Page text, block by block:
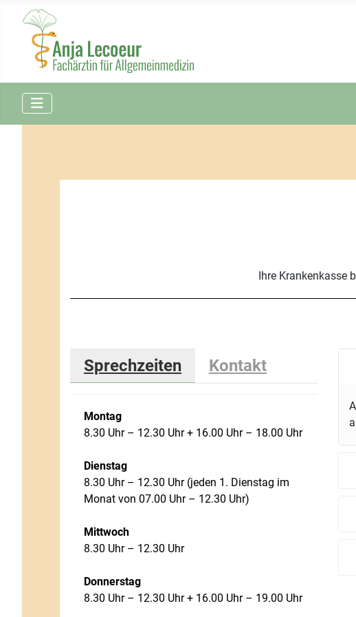
Ihre Krankenkasse
Sprechzeiten Kontakt
Montag
8.30 Uhr – 12.30 Uhr + 16.00 Uhr – 18.00 Uhr
Dienstag
8.30 Uhr – 12.30 Uhr (jeden 1. Dienstag im
Monat von 07.00 Uhr – 12.30 Uhr)
Mittwoch
8.30 Uhr – 12.30 Uhr
Donnerstag
8.30 Uhr – 12.30 Uhr + 16.00 Uhr – 19.00 Uhr